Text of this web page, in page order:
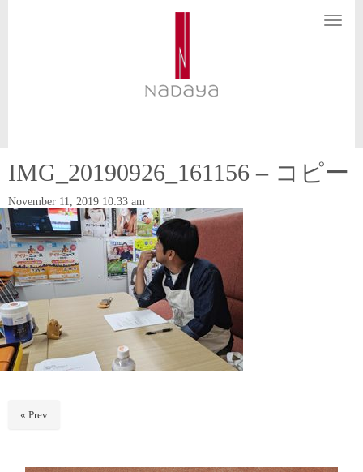
N
IMG_20190926_161156 – コピー
November 11, 2019 10:33 am
« Prev